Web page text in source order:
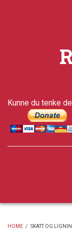
Kunne du tenke
HOME / SKATT OG